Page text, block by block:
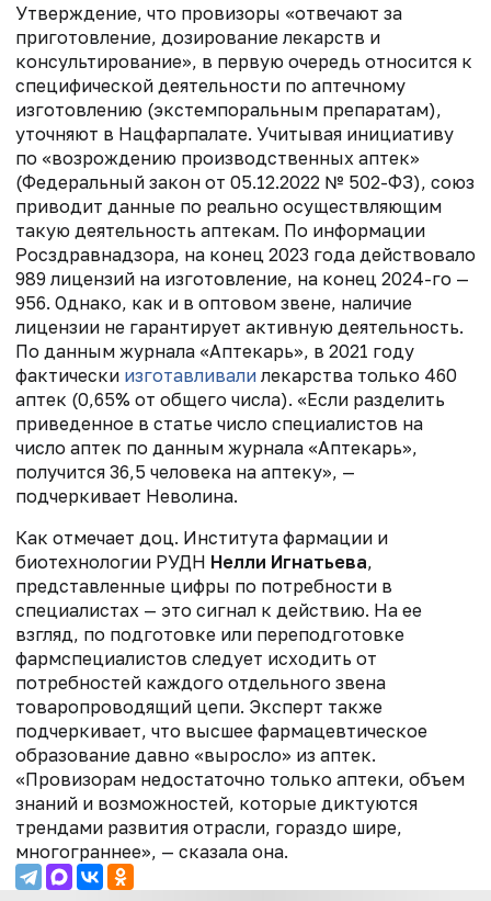
Утверждение, что провизоры «отвечают за
приготовление, дозирование лекарств и
консультирование», в первую очередь относится к
специфической деятельности по аптечному
изготовлению (экстемпоральным препаратам),
уточняют в Нацфарпалате. Учитывая инициативу
по «возрождению производственных аптек»
(Федеральный закон от 05.12.2022 № 502-ФЗ), союз
приводит данные по реально осуществляющим
такую деятельность аптекам. По информации
Росздравнадзора, на конец 2023 года действовало
989 лицензий на изготовление, на конец 2024-го —
956. Однако, как и в оптовом звене, наличие
лицензии не гарантирует активную деятельность.
По данным журнала «Аптекарь», в 2021 году
фактически изготавливали лекарства только 460
аптек (0,65% от общего числа). «Если разделить
приведенное в статье число специалистов на
число аптек по данным журнала «Аптекарь»,
получится 36,5 человека на аптеку», —
подчеркивает Неволина.
Как отмечает доц. Института фармации и
биотехнологии РУДН Нелли Игнатьева,
представленные цифры по потребности в
специалистах — это сигнал к действию. На ее
взгляд, по подготовке или переподготовке
фармспециалистов следует исходить от
потребностей каждого отдельного звена
товаропроводящий цепи. Эксперт также
подчеркивает, что высшее фармацевтическое
образование давно «выросло» из аптек.
«Провизорам недостаточно только аптеки, объем
знаний и возможностей, которые диктуются
трендами развития отрасли, гораздо шире,
многограннее», — сказала она.